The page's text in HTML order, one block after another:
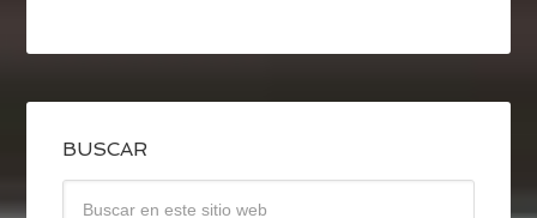
BUSCAR